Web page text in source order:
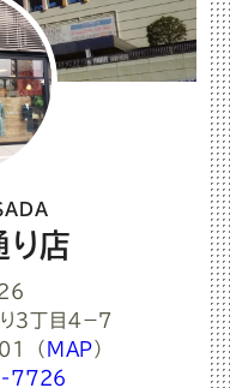
り店
３丁目４−７
（ MAP ）
7726